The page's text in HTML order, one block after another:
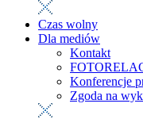
Czas wolny
Dla mediów
Kontakt
Konferencje
Zgoda na